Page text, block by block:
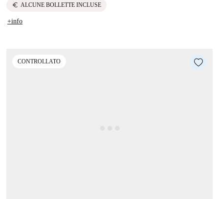
euro ALCUNE BOLLETTE INCLUSE
+info
CONTROLLATO